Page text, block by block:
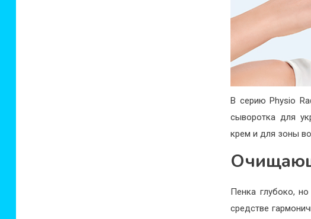
В серию Physio
сыворотка для
крем и для зоны
Пенка глубоко,
средстве